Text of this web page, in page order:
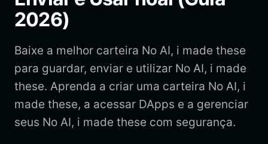
Español
Português (Brasil)
2026)
Baixe a melhor carteira No AI, i made these
para guardar, enviar e utilizar No AI, i made
these. Aprenda a criar uma carteira No AI, i
made these, a acessar DApps e a gerenciar
seus No AI, i made these com segurança.